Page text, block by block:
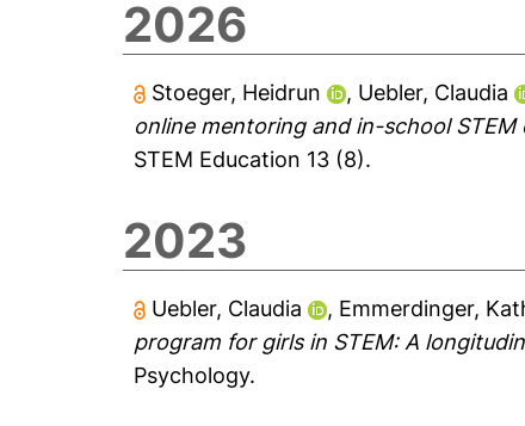
2026
Stoeger, Heidrun , Uebler, Claudia
online mentoring and in-school
STEM Education 13 (8).
2023
Uebler, Claudia , Emmerdinger,
program for girls in STEM: A
Psychology.